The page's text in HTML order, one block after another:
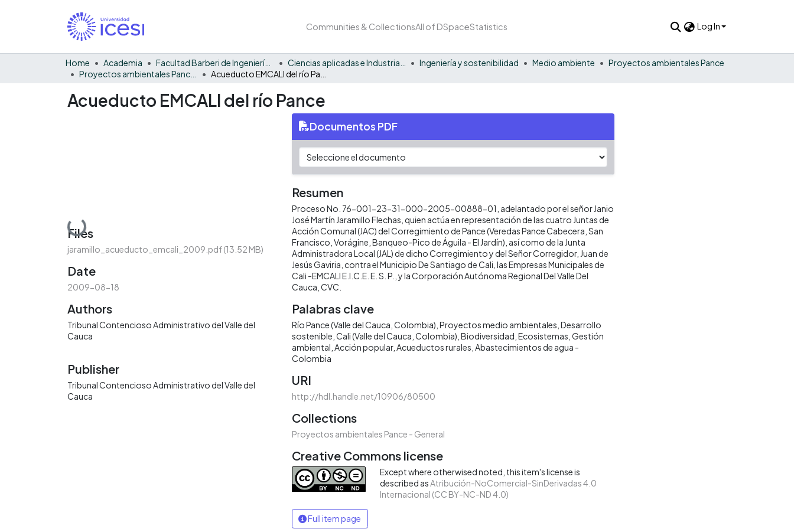
Communities & CollectionsAll of DSpaceStatistics Log In
Home Academia Facultad Barberi de Ingeniería, Diseño y Ciencias Aplicadas Ingeniería y sostenibilidad Medio ambiente
Proyectos ambientales Pance
Acueducto EMCALI del río Pance
Loading...
Files
jaramillo_acueducto_emcali_2009.pdf(13.52 MB)
Date
2009-08-18
Authors
Tribunal Contencioso Administrativo del Valle del
Cauca
Publisher
Tribunal Contencioso Administrativo del Valle del
Cauca
Documentos PDF
Resumen
Proceso No. 76-001-23-31-000-2005-00888-01, adelantado por el señor Janio
José Martín Jaramillo Flechas, quien actúa en representación de las cuatro Juntas de
Acción Comunal (JAC) del Corregimiento de Pance (Veredas Pance Cabecera, San
Francisco, Vorágine, Banqueo-Pico de Águila - El Jardín), así como de la Junta
Administradora Local (JAL) de dicho Corregimiento y del Señor Corregidor, Juan de
Jesús Gaviria, contra el Municipio De Santiago de Cali, las Empresas Municipales de
Cali -EMCALI E.I.C.E. E. S. P., y la Corporación Autónoma Regional Del Valle Del
Cauca, CVC.
Palabras clave
Río Pance (Valle del Cauca, Colombia) Proyectos medio ambientales Desarrollo
sostenible Cali (Valle del Cauca, Colombia) Biodiversidad Ecosistemas Gestión
ambiental Acción popular Acueductos rurales Abastecimientos de agua -
Colombia
URI
http://hdl.handle.net/10906/80500
Collections
Proyectos ambientales Pance - General
Creative Commons license
Except where otherwised noted, this item's license is
described as Atribución-NoComercial-SinDerivadas 4.0
Internacional (CC BY-NC-ND 4.0)
Full item page